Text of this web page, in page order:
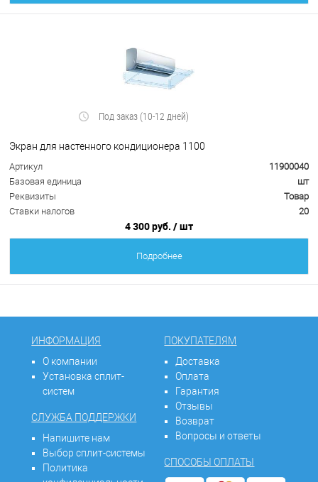
Под заказ (10-12 дней)
Экран для настенного кондиционера 1100
Артикул
11900040
Базовая единица
шт
Реквизиты
Товар
Ставки налогов
20
4 300 руб. / шт
Подробнее
ИНФОРМАЦИЯ
О компании
Установка сплит-
систем
СЛУЖБА ПОДДЕРЖКИ
Напишите нам
Выбор сплит-системы
Политика
ПОКУПАТЕЛЯМ
Доставка
Оплата
Гарантия
Отзывы
Возврат
Вопросы и ответы
СПОСОБЫ ОПЛАТЫ